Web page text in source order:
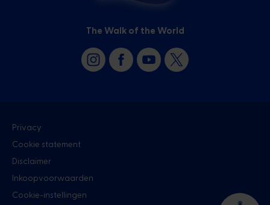
The Walk of the World
Privacy
Cookie statement
Disclaimer
Inkoopvoorwaarden
Cookie-instellingen